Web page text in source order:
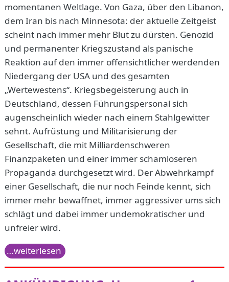
momentanen Weltlage. Von Gaza, über den Libanon,
dem Iran bis nach Minnesota: der aktuelle Zeitgeist
scheint nach immer mehr Blut zu dürsten. Genozid
und permanenter Kriegszustand als panische
Reaktion auf den immer offensichtlicher werdenden
Niedergang der USA und des gesamten
„Wertewestens“. Kriegsbegeisterung auch in
Deutschland, dessen Führungspersonal sich
augenscheinlich wieder nach einem Stahlgewitter
sehnt. Aufrüstung und Militarisierung der
Gesellschaft, die mit Milliardenschweren
Finanzpaketen und einer immer schamloseren
Propaganda durchgesetzt wird. Der Abwehrkampf
einer Gesellschaft, die nur noch Feinde kennt, sich
immer mehr bewaffnet, immer aggressiver ums sich
schlägt und dabei immer undemokratischer und
unfreier wird.
…weiterlesen